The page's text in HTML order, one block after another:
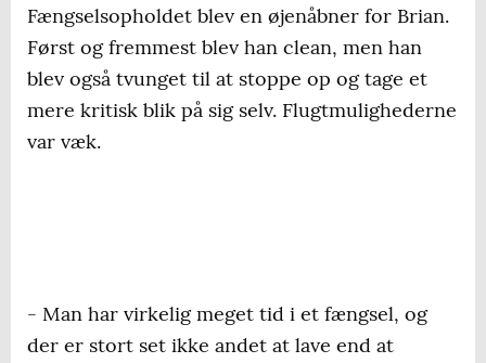
Fængselsopholdet blev en øjenåbner for Brian.
Først og fremmest blev han clean, men han
blev også tvunget til at stoppe op og tage et
mere kritisk blik på sig selv. Flugtmulighederne
var væk.
- Man har virkelig meget tid i et fængsel, og
der er stort set ikke andet at lave end at